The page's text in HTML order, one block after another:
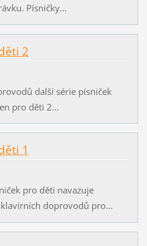
Písničky...
2
další série písniček
pro děti 2...
1
pro děti navazuje
doprovodů pro...